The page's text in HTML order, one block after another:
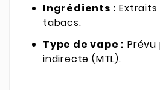
Ingrédients :
tabacs.
Type de vape :
indirecte (MTL).